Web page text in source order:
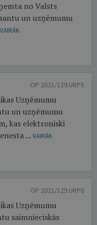
no Valsts
un uzņēmumu
VAIRĀK
OP 2021/129.URP5
Uzņēmumu
un uzņēmumu
kas elektroniski
... VAIRĀK
OP 2021/129.URP6
Uzņēmumu
saimnieciskās